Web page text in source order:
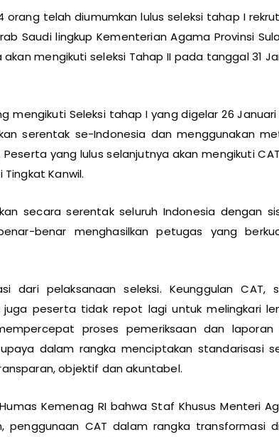
orang telah diumumkan lulus seleksi tahap I
Saudi lingkup Kementerian Agama Provinsi
mengikuti seleksi Tahap II pada tanggal 31
mengikuti Seleksi tahap I yang digelar 26 Januari
serentak se-Indonesia dan menggunakan
yang lulus selanjutnya akan mengikuti
Kanwil.
secara serentak seluruh Indonesia dengan
benar menghasilkan petugas yang
dari pelaksanaan seleksi. Keunggulan CAT,
peserta tidak repot lagi untuk melingkari
proses pemeriksaan dan laporan
dalam rangka menciptakan standarisasi
objektif dan akuntabel.
Kemenag RI bahwa Staf Khusus Menteri
penggunaan CAT dalam rangka transformasi